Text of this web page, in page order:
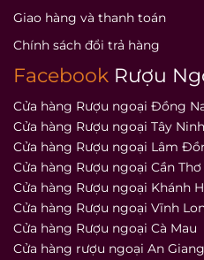
Giao hàng và thanh toán
Chính sách đổi trả hàng
Facebook Rượu
Cửa hàng Rượu ngoại Đồng
Cửa hàng Rượu ngoại Tây Ninh
Cửa hàng Rượu ngoại Lâm
Cửa hàng Rượu ngoại Cần Thơ
Cửa hàng Rượu ngoại Khánh
Cửa hàng Rượu ngoại Vĩnh
Cửa hàng Rượu ngoại Cà Mau
Cửa hàng rượu ngoại An Giang